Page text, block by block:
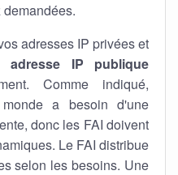
adresses IP privées et
adresse IP publique
Comme indiqué,
a besoin d'une
donc les FAI doivent
Le FAI distribue
selon les besoins. Une